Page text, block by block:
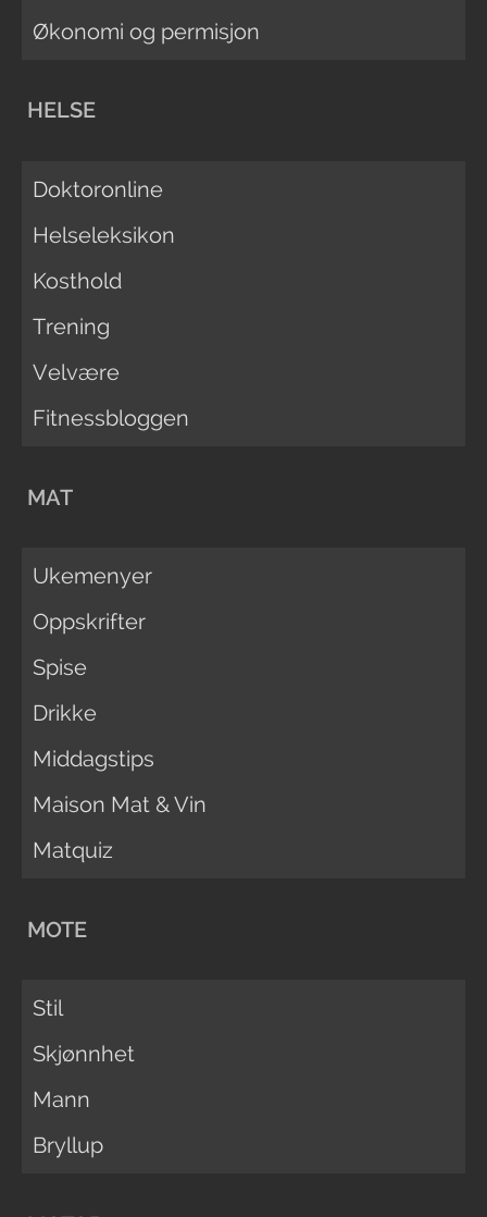
Økonomi og permisjon
HELSE
Doktoronline
Helseleksikon
Kosthold
Trening
Velvære
Fitnessbloggen
MAT
Ukemenyer
Oppskrifter
Spise
Drikke
Middagstips
Maison Mat & Vin
Matquiz
MOTE
Stil
Skjønnhet
Mann
Bryllup